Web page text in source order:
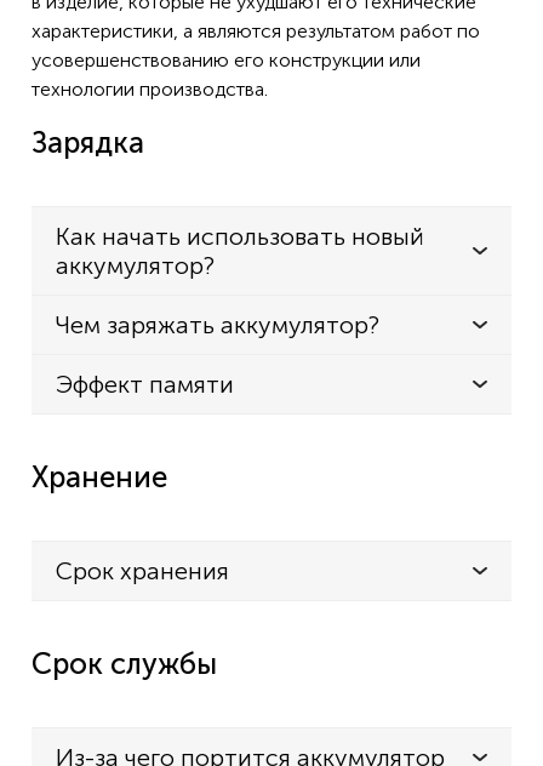
характеристики, а являются результатом работ по
усовершенствованию его конструкции или
технологии производства.
Зарядка
Как начать использовать новый
аккумулятор?
Чем заряжать аккумулятор?
Эффект памяти
Хранение
Срок хранения
Срок службы
Из-за чего портится аккумулятор